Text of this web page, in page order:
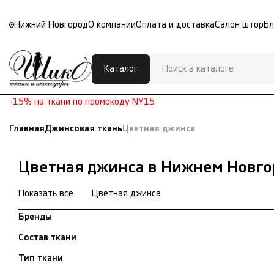
Нижний НовгородО компанииОплата и доставкаСалон штор
Каталог
-15% на ткани по промокоду NY15
ГлавнаяДжинсовая ткань Цветная джинса
Цветная джинса в Нижнем
Показать все Цветная джинса
Бренды
Состав ткани
Тип ткани